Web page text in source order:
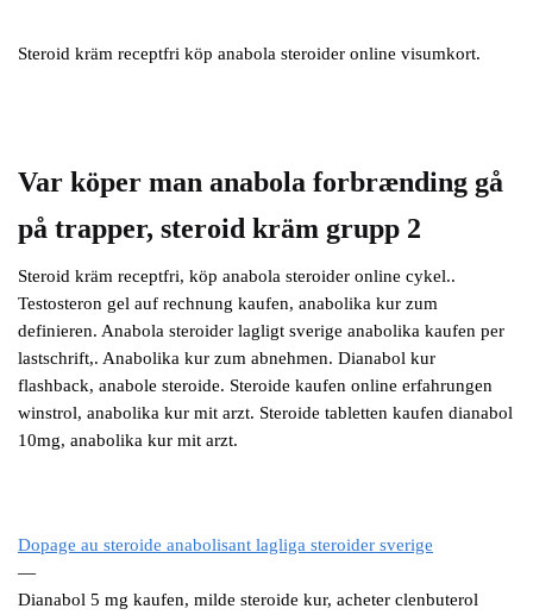
Steroid kräm receptfri köp anabola steroider online visumkort.
Var köper man anabola forbrænding gå
på trapper, steroid kräm grupp 2
Steroid kräm receptfri, köp anabola steroider online cykel..
Testosteron gel auf rechnung kaufen, anabolika kur zum
definieren. Anabola steroider lagligt sverige anabolika kaufen per
lastschrift,. Anabolika kur zum abnehmen. Dianabol kur
flashback, anabole steroide. Steroide kaufen online erfahrungen
winstrol, anabolika kur mit arzt. Steroide tabletten kaufen dianabol
10mg, anabolika kur mit arzt.
Dopage au steroide anabolisant lagliga steroider sverige
—
Dianabol 5 mg kaufen, milde steroide kur, acheter clenbuterol